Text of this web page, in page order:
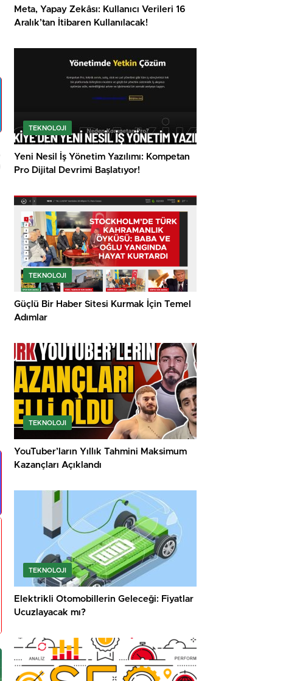
Meta, Yapay Zekâsı: Kullanıcı Verileri 16
Aralık’tan İtibaren Kullanılacak!
TEKNOLOJI
Yeni Nesil İş Yönetim Yazılımı: Kompetan
Pro Dijital Devrimi Başlatıyor!
TEKNOLOJI
Güçlü Bir Haber Sitesi Kurmak İçin Temel
Adımlar
TEKNOLOJI
YouTuber’ların Yıllık Tahmini Maksimum
Kazançları Açıklandı
TEKNOLOJI
Elektrikli Otomobillerin Geleceği: Fiyatlar
Ucuzlayacak mı?